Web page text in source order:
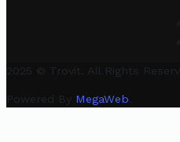
2025 © Trovit. All Rights
Powered By MegaWeb